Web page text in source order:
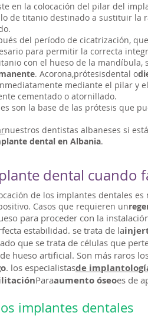
en la colocación del pilar del
de titanio destinado a sustituir la
del período de cicatrización,
para permitir la correcta
con el hueso de la mandíbula,
. Acorona,prótesisdental o
mediante el pilar y
cementado o atornillado.
son la base de las prótesis que
nuestros dentistas albaneses si está
dental en Albania.
dental cuando
de los implantes dentales es
Casos que requieren un
para proceder con la
estabilidad. se trata de la
que se trata de células que
hueso artificial. Son más raros
. los especialistasde
Paraaumento óseoes de
implantes dentales